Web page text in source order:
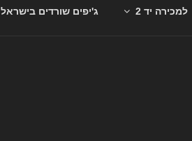
למכירה יד 2 ג'יפים שורדים בישראל